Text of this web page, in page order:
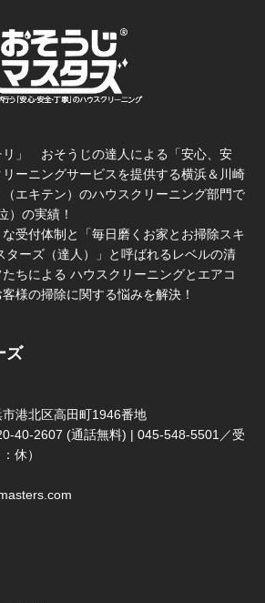
リ」 おそうじの達人による「安心、安
ーニングサービスを提供する横浜＆川崎
エキテン）のハウスクリーニング部門で
）の実績！
な受付体制と「毎日磨くお家とお掃除スキ
ターズ（達人）」と呼ばれるレベルの清
ちによる ハウスクリーニングとエアコ
様の掃除に関する悩みを解決！
ズ
港北区高田町1946番地
40-2607 (通話無料) | 045-548-5501／受
休）